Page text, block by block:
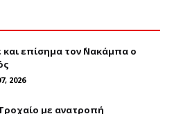
επίσημα τον ΄Νακάμπα ο
2026
με ανατροπή